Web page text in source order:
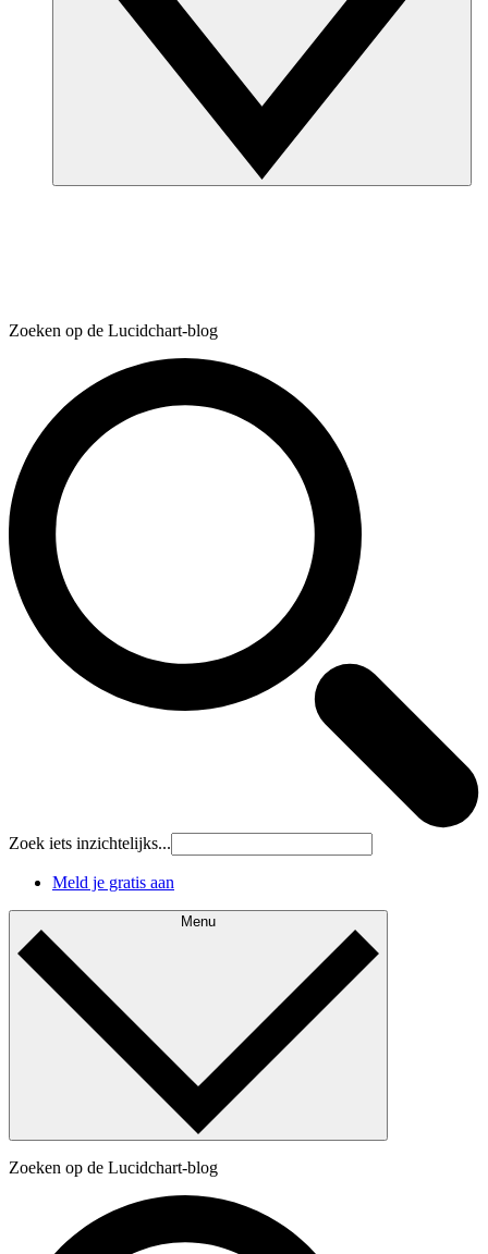
Zoeken op de Lucidchart-blog
Zoek iets inzichtelijks...
Meld je gratis aan
Menu
Zoeken op de Lucidchart-blog